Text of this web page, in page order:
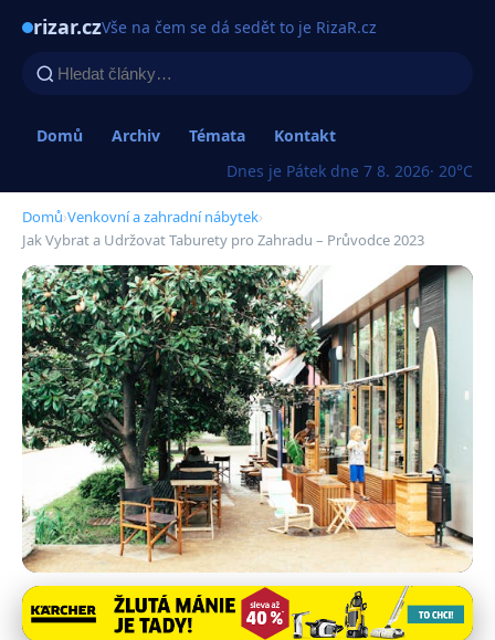
rizar.czVše na čem se dá sedět to je RizaR.cz
Domů Archiv Témata
Kontakt
Dnes je Pátek dne 7 8. 2026· 20°C
Domů›Venkovní a zahradní nábytek›
Jak Vybrat a Udržovat Taburety pro Zahradu – Průvodce 2023
Venkovní a zahradní nábytek